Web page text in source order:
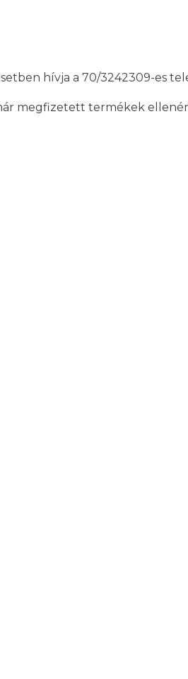
hívja a 70/3242309-es
megfizetett termékek